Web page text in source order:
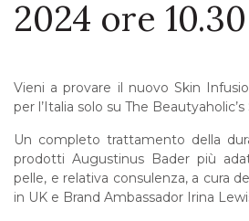
2024 ore 10.30
Vieni a provare il nuovo Skin
per l’Italia solo su The Beautyaholic’s
Un completo trattamento della
prodotti Augustinus Bader più
pelle, e relativa consulenza, a cura
in UK e Brand Ambassador Irina